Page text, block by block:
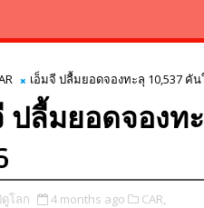
เอ็มจี ปลื้มยอดจองทะลุ 10,537 คั
ปลื้มยอดจองท
โลก 4 months ago CAR,